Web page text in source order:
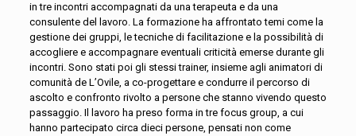
in tre incontri accompagnati da una terapeuta e da una
consulente del lavoro. La formazione ha affrontato temi come la
gestione dei gruppi, le tecniche di facilitazione e la possibilità di
accogliere e accompagnare eventuali criticità emerse durante gli
incontri. Sono stati poi gli stessi trainer, insieme agli animatori di
comunità de L’Ovile, a co-progettare e condurre il percorso di
ascolto e confronto rivolto a persone che stanno vivendo questo
passaggio. Il lavoro ha preso forma in tre focus group, a cui
hanno partecipato circa dieci persone, pensati non come